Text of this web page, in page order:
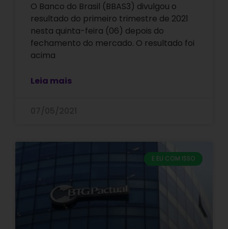
O Banco do Brasil (BBAS3) divulgou o
resultado do primeiro trimestre de 2021
nesta quinta-feira (06) depois do
fechamento do mercado. O resultado foi
acima
Leia mais
E EU COM ISSO